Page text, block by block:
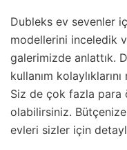
Dubleks ev sevenler
modellerini inceledik
galerimizde anlattık.
kullanım
Siz de çok fazla para
olabilirsiniz.
evleri sizler için